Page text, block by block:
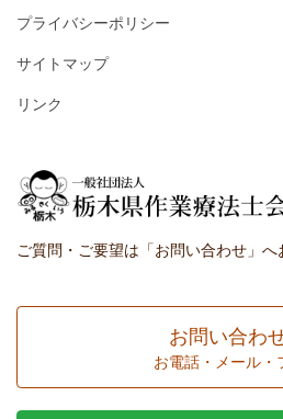
プライバシーポリシー
サイトマップ
リンク
ご質問・ご要望は「お問い合わせ」へ
お問い合わ
お電話・メール・